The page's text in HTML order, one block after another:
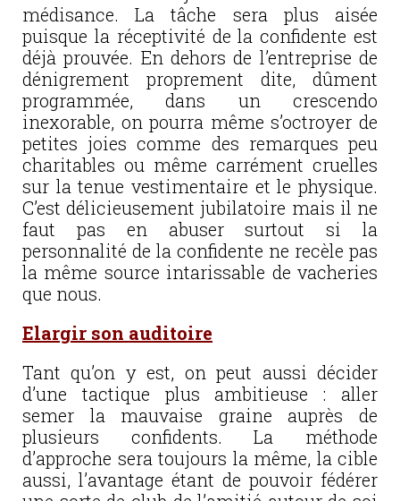
médisance. La tâche sera plus aisée
puisque la réceptivité de la confidente est
déjà prouvée. En dehors de l’entreprise de
dénigrement proprement dite, dûment
programmée, dans un crescendo
inexorable, on pourra même s’octroyer de
petites joies comme des remarques peu
charitables ou même carrément cruelles
sur la tenue vestimentaire et le physique.
C’est délicieusement jubilatoire mais il ne
faut pas en abuser surtout si la
personnalité de la confidente ne recèle pas
la même source intarissable de vacheries
que nous.
Elargir son auditoire
Tant qu’on y est, on peut aussi décider
d’une tactique plus ambitieuse : aller
semer la mauvaise graine auprès de
plusieurs confidents. La méthode
d’approche sera toujours la même, la cible
aussi, l’avantage étant de pouvoir fédérer